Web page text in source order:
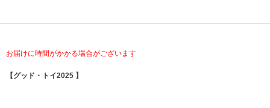
お届けに時間がかかる場合がございます
【グッド・トイ2025 】